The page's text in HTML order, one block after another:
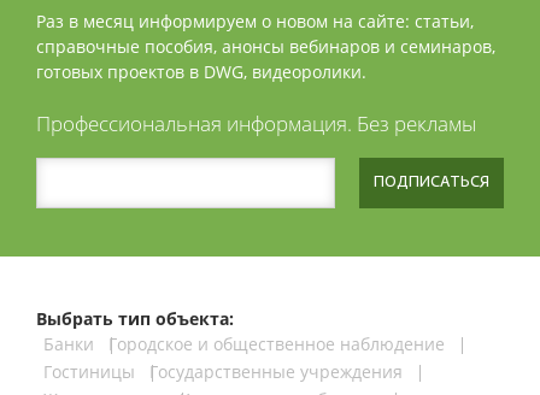
Раз в месяц информируем о новом на сайте: статьи,
справочные пособия, анонсы вебинаров и семинаров,
готовых проектов в DWG, видеоролики.
Профессиональная информация. Без рекламы
ПОДПИСАТЬСЯ
Выбрать тип объекта:
Банки
Городское и общественное наблюдение
Гостиницы
Государственные учреждения